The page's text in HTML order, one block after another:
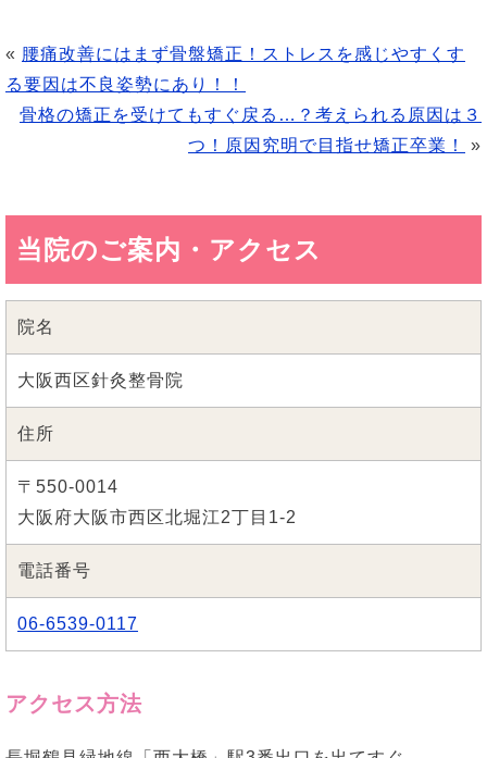
« 腰痛改善にはまず骨盤矯正！ストレスを感じやすくす
る要因は不良姿勢にあり！！
骨格の矯正を受けてもすぐ戻る…？考えられる原因は３
つ！原因究明で目指せ矯正卒業！
»
当院のご案内・アクセス
院名
大阪西区針灸整骨院
住所
〒550-0014
大阪府大阪市西区北堀江2丁目1-2
電話番号
06-6539-0117
アクセス方法